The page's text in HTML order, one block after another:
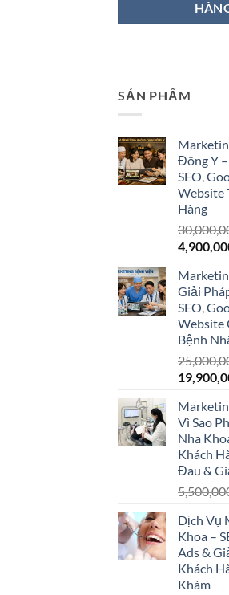
SẢN PHẨM
Đông Y
SEO,
Website
Hàng
Giá
là:
Giải
SEO,
Website
Bệnh
Giá
là:
Vì Sao
Nha
Khách
Đau &
Dịch Vụ
Khoa –
Ads &
Khách
Khám